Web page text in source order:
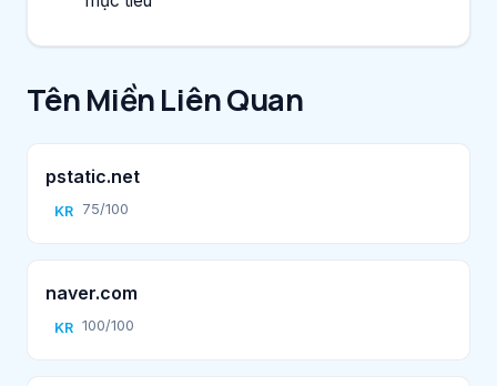
Tên Miền Liên Quan
pstatic.net
KR 75/100
naver.com
KR 100/100